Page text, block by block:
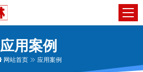
应用案例
网站首页 应用案例